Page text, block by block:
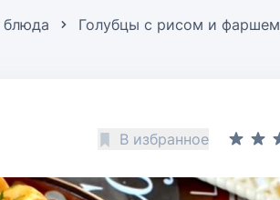
блюда Голубцы с рисом и фаршем
В избранное